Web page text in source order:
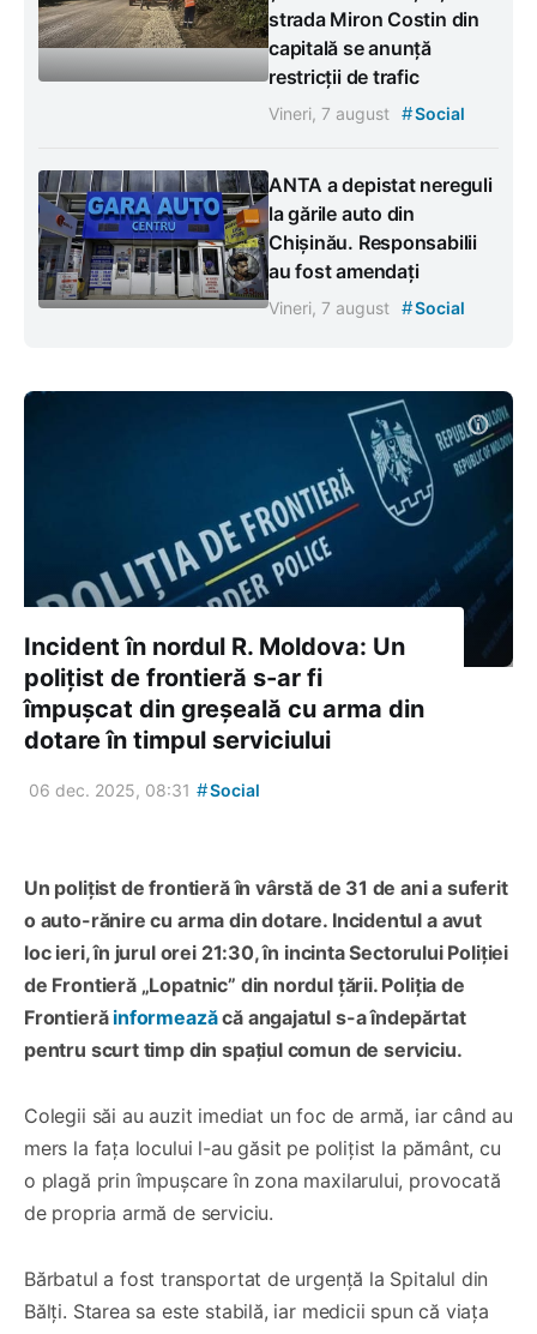
strada Miron Costin din
capitală se anunță
restricții de trafic
Vineri, 7 august #Social
ANTA a depistat nereguli
la gările auto din
Chișinău. Responsabilii
au fost amendați
Vineri, 7 august #Social
Incident în nordul R. Moldova: Un
polițist de frontieră s-ar fi
împușcat din greșeală cu arma din
dotare în timpul serviciului
06 dec. 2025, 08:31 #Social
Un polițist de frontieră în vârstă de 31 de ani a suferit
o auto-rănire cu arma din dotare. Incidentul a avut
loc ieri, în jurul orei 21:30, în incinta Sectorului Poliției
de Frontieră „Lopatnic” din nordul țării. Poliția de
Frontieră informeazăcă angajatul s-a îndepărtat
pentru scurt timp din spațiul comun de serviciu.
Colegii săi au auzit imediat un foc de armă, iar când au
mers la fața locului l-au găsit pe polițist la pământ, cu
o plagă prin împușcare în zona maxilarului, provocată
de propria armă de serviciu.
Bărbatul a fost transportat de urgență la Spitalul din
Bălți. Starea sa este stabilă, iar medicii spun că viața